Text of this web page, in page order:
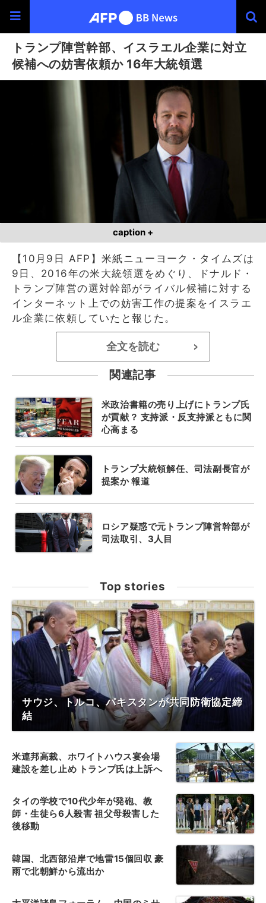
トランプ陣営幹部、イスラエル企業に対立
候補への妨害依頼か 16年大統領選
caption +
【10月9日 AFP】米紙ニューヨーク・タイムズは
9日、2016年の米大統領選をめぐり、ドナルド・
トランプ陣営の選対幹部がライバル候補に対する
インターネット上での妨害工作の提案をイスラエ
ル企業に依頼していたと報じた。
全文を読む >
関連記事
米政治書籍の売り上げにトランプ氏
が貢献？ 支持派・反支持派ともに関
心高まる
トランプ大統領解任、司法副長官が
提案か 報道
ロシア疑惑で元トランプ陣営幹部が
司法取引、3人目
Top stories
サウジ、トルコ、パキスタンが共同防衛協定締
結
米連邦高裁、ホワイトハウス宴会場
建設を差し止め トランプ氏は上訴へ
タイの学校で10代少年が発砲、教
師・生徒ら6人殺害 祖父母殺害した
後移動
韓国、北西部沿岸で地雷15個回収 豪
雨で北朝鮮から流出か